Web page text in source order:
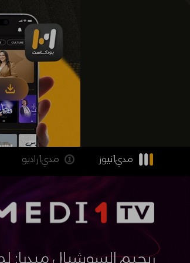
مدي1راديو مدي1نيوز